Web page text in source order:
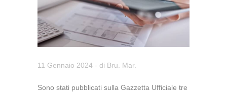
11 Gennaio 2024 - di Bru. Mar.
Sono stati pubblicati sulla Gazzetta Ufficiale tre